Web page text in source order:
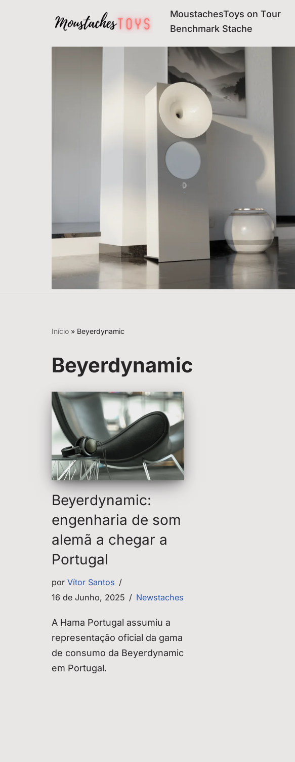
MoustachesToys on Tour
Benchmark Stache
Início » Beyerdynamic
Beyerdynamic
Beyerdynamic:
engenharia de som
alemã a chegar a
Portugal
por Vítor Santos
16 de Junho, 2025
Newstaches
A Hama Portugal assumiu a
representação oficial da gama
de consumo da Beyerdynamic
em Portugal.